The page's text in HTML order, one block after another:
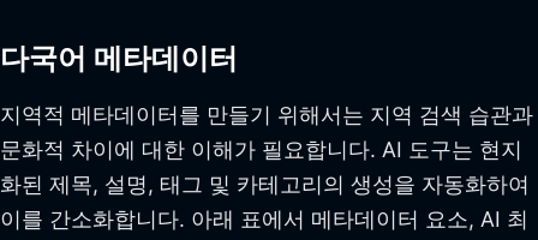
다국어 메타데이터
지역적 메타데이터를 만들기 위해서는 지역 검색 습관과
문화적 차이에 대한 이해가 필요합니다. AI 도구는 현지
화된 제목, 설명, 태그 및 카테고리의 생성을 자동화하여
이를 간소화합니다. 아래 표에서 메타데이터 요소, AI 최